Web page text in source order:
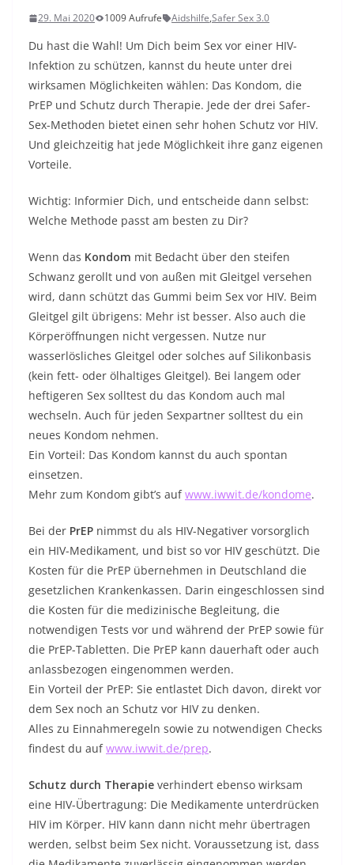
29. Mai 2020 1009 Aufrufe Aidshilfe,Safer Sex 3.0
Du hast die Wahl! Um Dich beim Sex vor einer HIV-
Infektion zu schützen, kannst du heute unter drei
wirksamen Möglichkeiten wählen: Das Kondom, die
PrEP und Schutz durch Therapie. Jede der drei Safer-
Sex-Methoden bietet einen sehr hohen Schutz vor HIV.
Und gleichzeitig hat jede Möglichkeit ihre ganz eigenen
Vorteile.
Wichtig: Informier Dich, und entscheide dann selbst:
Welche Methode passt am besten zu Dir?
Wenn das Kondom mit Bedacht über den steifen
Schwanz gerollt und von außen mit Gleitgel versehen
wird, dann schützt das Gummi beim Sex vor HIV. Beim
Gleitgel gilt übrigens: Mehr ist besser. Also auch die
Körperöffnungen nicht vergessen. Nutze nur
wasserlösliches Gleitgel oder solches auf Silikonbasis
(kein fett- oder ölhaltiges Gleitgel). Bei langem oder
heftigeren Sex solltest du das Kondom auch mal
wechseln. Auch für jeden Sexpartner solltest du ein
neues Kondom nehmen.
Ein Vorteil: Das Kondom kannst du auch spontan
einsetzen.
Mehr zum Kondom gibt’s aufwww.iwwit.de/kondome.
Bei der PrEP nimmst du als HIV-Negativer vorsorglich
ein HIV-Medikament, und bist so vor HIV geschützt. Die
Kosten für die PrEP übernehmen in Deutschland die
gesetzlichen Krankenkassen. Darin eingeschlossen sind
die Kosten für die medizinische Begleitung, die
notwendigen Tests vor und während der PrEP sowie für
die PrEP-Tabletten. Die PrEP kann dauerhaft oder auch
anlassbezogen eingenommen werden.
Ein Vorteil der PrEP: Sie entlastet Dich davon, direkt vor
dem Sex noch an Schutz vor HIV zu denken.
Alles zu Einnahmeregeln sowie zu notwendigen Checks
findest du aufwww.iwwit.de/prep.
Schutz durch Therapie verhindert ebenso wirksam
eine HIV-Übertragung: Die Medikamente unterdrücken
HIV im Körper. HIV kann dann nicht mehr übertragen
werden, selbst beim Sex nicht. Voraussetzung ist, dass